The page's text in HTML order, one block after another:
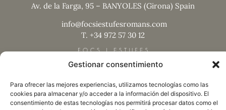
Gestionar consentimiento
Para ofrecer las mejores experiencias, utilizamos tecnologías como las
cookies para almacenar y/o acceder a la información del dispositivo. El
consentimiento de estas tecnologías nos permitirá procesar datos como el
Av. de la Farga, 95 – BANYOLES (Girona) Spain
info@focsiestufesromans.com
T. +34 972 57 30 12
Nota legal